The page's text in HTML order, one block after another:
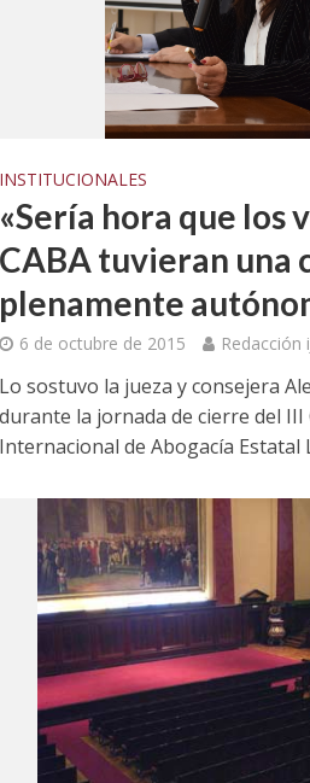
INSTITUCIONALES
«Sería hora que los
CABA tuvieran una
plenamente
6 de octubre de 2015 Redacción
Lo sostuvo la jueza y consejera
durante la jornada de cierre del III
Internacional de Abogacía Estatal
Eva Edith
y otros
Histórico: